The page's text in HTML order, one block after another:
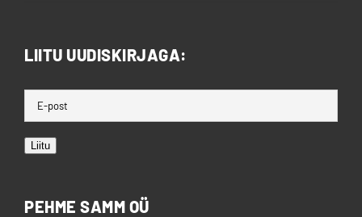
LIITU UUDISKIRJAGA:
Liitu
PEHME SAMM OÜ